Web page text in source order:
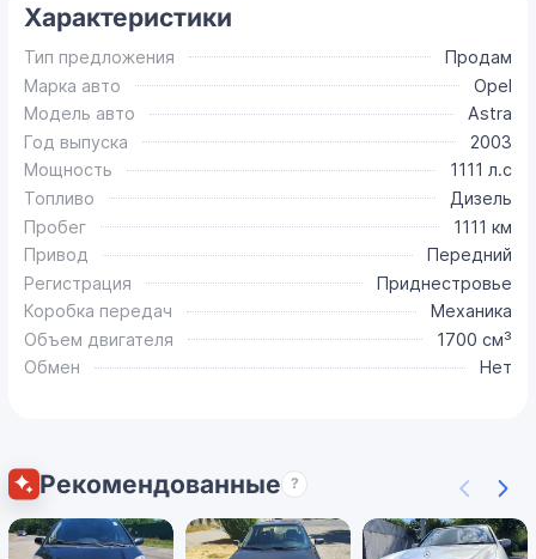
Характеристики
Тип предложения
Продам
Марка авто
Opel
Модель авто
Astra
Год выпуска
2003
Мощность
1111 л.с
Топливо
Дизель
Пробег
1111 км
Привод
Передний
Регистрация
Приднестровье
Коробка передач
Механика
Объем двигателя
1700 см³
Обмен
Нет
Рекомендованные ?